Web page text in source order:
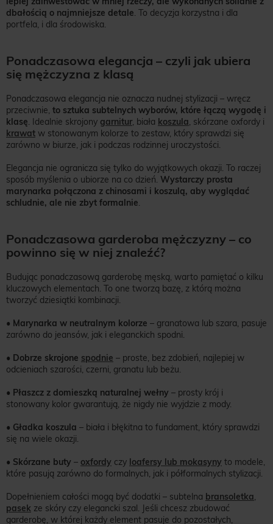
dbałością o najmniejsze detale. To decyzja korzystna i dla
portfela, i dla środowiska.
Ponadczasowa elegancja – czyli jak ubiera
się mężczyzna z klasą
Ponadczasowa elegancja nie oznacza nudnej stylizacji – wręcz
przeciwnie, to sztuka subtelnych wyborów, które łączą wygodę i
klasę. Idealnie skrojony garnitur, biała koszula, skórzane oxfordy i
krawat w stonowanym kolorze to zestaw, który sprawdzi się
zarówno w biurze, jak i podczas rodzinnej uroczystości.
Elegancja nie ogranicza się tylko do wyjątkowych okazji. To raczej
sposób myślenia o ubiorze na co dzień. Wystarczy prosta
marynarka połączona z chinosami i koszulą, aby wyglądać
schludnie, ale nie zbyt formalnie.
Ponadczasowa garderoba mężczyzny – co
powinno się w niej znaleźć?
Budując ponadczasową garderobę męską, warto pamiętać o kilku
kluczowych elementach. To one tworzą bazę, z którą można
tworzyć dziesiątki kombinacji.
• Marynarka w neutralnym kolorze – granatowa lub szara, pasuje
zarówno do jeansów, jak i eleganckich spodni.
• Dobrze skrojone spodnie – proste, bez zdobień, najlepiej w
odcieniach szarości, czerni, granatu lub beżu.
• Płaszcz z domieszką naturalnej wełny – prosty krój i
stonowany kolor gwarantują, że nigdy nie wyjdzie z mody.
• Gładka koszula – biała i błękitna to fundament, który sprawdzi
się na wiele okazji.
• Skórzane buty – oxfordy czy loafersy lub mokasyny to modele,
które pasują zarówno do formalnych, jak i półformalnych stylizacji.
Dopełnieniem całości mogą być dodatki – subtelna bransoletka,
pasek ze skóry czy elegancki szal. Jeśli chcesz zbudować
garderobę, w której każdy element pasuje do pozostałych,